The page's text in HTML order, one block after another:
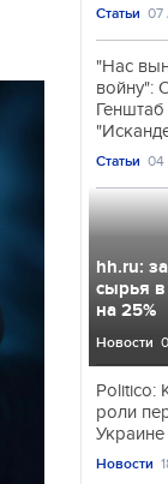
Статьи 07
"Нас
войну":
Статьи 04
hh.ru:
сырья в
на 25%
Новости
Politico:
роли
Украине
Новости